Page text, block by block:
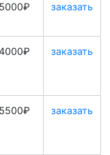
5000₽ заказать
4000₽ заказать
5500₽ заказать